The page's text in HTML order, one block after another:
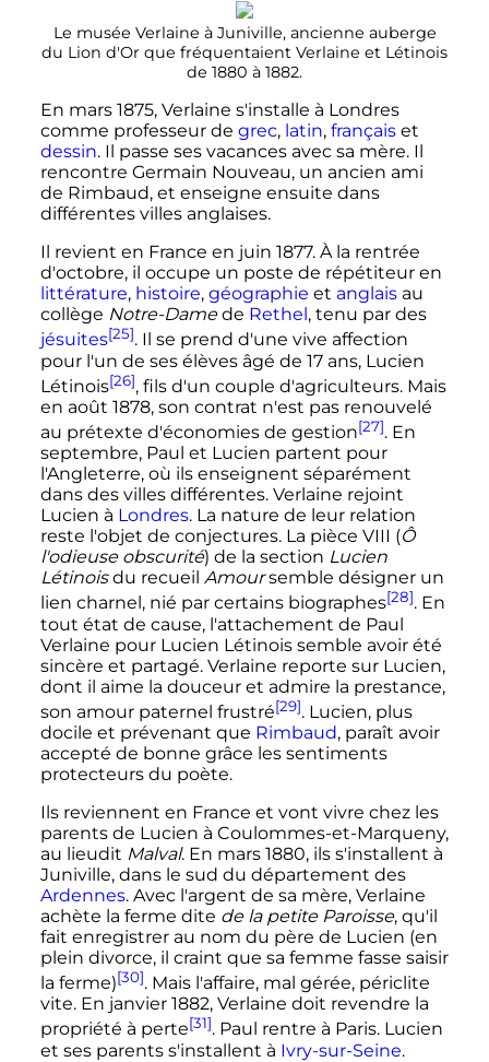
Le musée Verlaine à Juniville, ancienne auberge
du Lion d'Or que fréquentaient Verlaine et Létinois
de 1880 à 1882.
En mars 1875, Verlaine s'installe à Londres
comme professeur de grec, latin, françaiset
dessin. Il passe ses vacances avec sa mère. Il
rencontre Germain Nouveau, un ancien ami
de Rimbaud, et enseigne ensuite dans
différentes villes anglaises.
Il revient en France en juin 1877. À la rentrée
d'octobre, il occupe un poste de répétiteur en
littérature, histoire, géographie et anglaisau
collège Notre-Damede Rethel , tenu par des
jésuites[25]. Il se prend d'une vive affection
pour l'un de ses élèves âgé de 17 ans, Lucien
Létinois[26], fils d'un couple d'agriculteurs. Mais
en août 1878, son contrat n'est pas renouvelé
au prétexte d'économies de gestion[27]. En
septembre, Paul et Lucien partent pour
l'Angleterre, où ils enseignent séparément
dans des villes différentes. Verlaine rejoint
Lucien à Londres. La nature de leur relation
reste l'objet de conjectures. La pièce VIII (Ô
l'odieuse obscurité) de la section Lucien
Létinoisdu recueil Amoursemble désigner un
lien charnel, nié par certains biographes[28]. En
tout état de cause, l'attachement de Paul
Verlaine pour Lucien Létinois semble avoir été
sincère et partagé. Verlaine reporte sur Lucien,
dont il aime la douceur et admire la prestance,
son amour paternel frustré[29]. Lucien, plus
docile et prévenant que Rimbaud, paraît avoir
accepté de bonne grâce les sentiments
protecteurs du poète.
Ils reviennent en France et vont vivre chez les
parents de Lucien à Coulommes-et-Marqueny,
au lieudit Malval. En mars 1880, ils s'installent à
Juniville, dans le sud du département des
Ardennes. Avec l'argent de sa mère, Verlaine
achète la ferme dite de la petite Paroisse, qu'il
fait enregistrer au nom du père de Lucien (en
plein divorce, il craint que sa femme fasse saisir
la ferme)[30]. Mais l'affaire, mal gérée, périclite
vite. En janvier 1882, Verlaine doit revendre la
propriété à perte[31]. Paul rentre à Paris. Lucien
et ses parents s'installent à Ivry-sur-Seine.